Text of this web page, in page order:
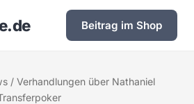
Beitrag im Shop
/ Verhandlungen über Nathaniel